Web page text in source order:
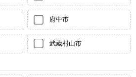
府中市
武蔵村山市